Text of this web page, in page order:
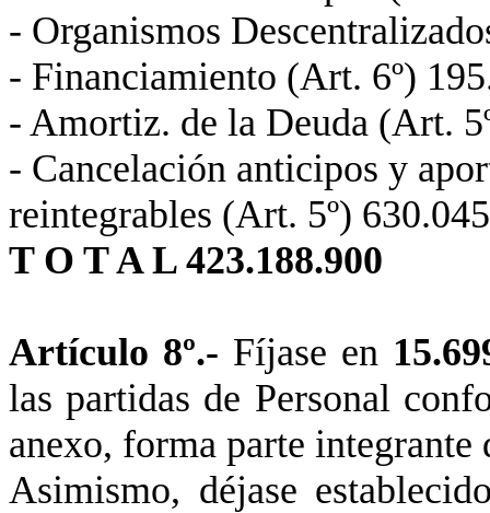
- Organismos
- Financiamiento (Art. 6º)
- Amortiz. de la Deuda (Art.
- Cancelación anticipos y
reintegrables (Art. 5º) 630.045
T O T A L 423.188.900
Artículo 8º.- Fíjase en
las partidas de Personal
anexo, forma parte integrante
Asimismo, déjase